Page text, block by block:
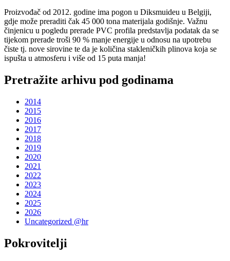
Proizvođač od 2012. godine ima pogon u Diksmuideu u Belgiji,
gdje može preraditi čak 45 000 tona materijala godišnje. Važnu
činjenicu u pogledu prerade PVC profila predstavlja podatak da se
tijekom prerade troši 90 % manje energije u odnosu na upotrebu
čiste tj. nove sirovine te da je količina stakleničkih plinova koja se
ispušta u atmosferu i više od 15 puta manja!
Pretražite arhivu pod godinama
2014
2015
2016
2017
2018
2019
2020
2021
2022
2023
2024
2025
2026
Uncategorized @hr
Pokrovitelji